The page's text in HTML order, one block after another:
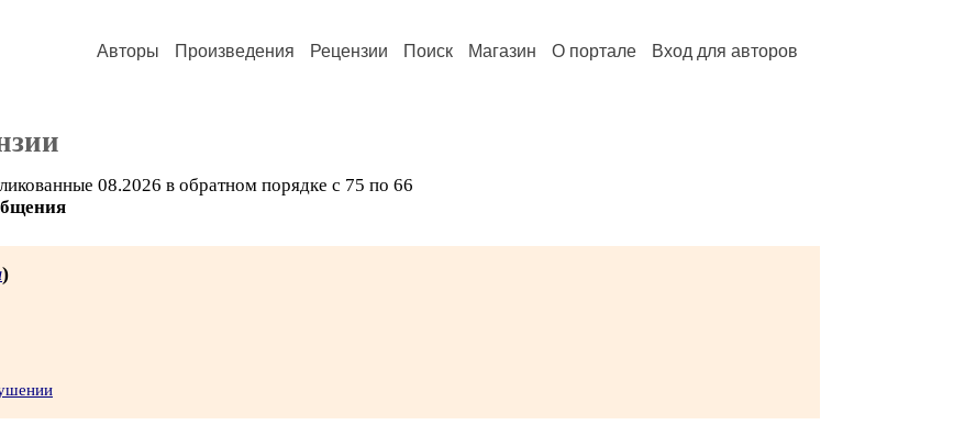
Авторы Произведения Рецензии Поиск Магазин О портале Вход для авторов
08.2026 в обратном порядке с 75 по 66
)